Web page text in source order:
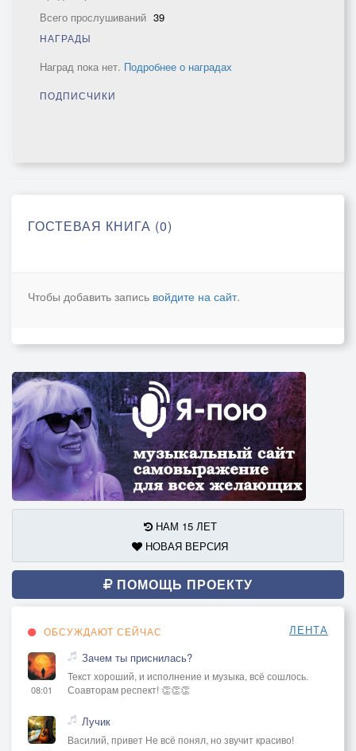
Всего прослушиваний 39
НАГРАДЫ
Наград пока нет. Подробнее о наградах
ПОДПИСЧИКИ
ГОСТЕВАЯ КНИГА (0)
Чтобы добавить запись войдите на сайт.
НАМ 15 ЛЕТ
НОВАЯ ВЕРСИЯ
ПОМОЩЬ ПРОЕКТУ
ОБСУЖДАЮТ СЕЙЧАС ЛЕНТА
08:01
Зачем ты приснилась?
Текст хороший, и исполнение и музыка, всё сошлось.
Соавторам респект! 👏👏👏
Лучик
Василий, привет Не всё понял, но звучит красиво!